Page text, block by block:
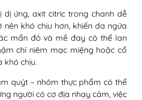
dị ứng, axit citric trong chanh dễ
nên khó chịu hơn, khiến da ngứa
mẩn đỏ và mề đay có thể lan
chí niêm mạc miệng hoặc cổ
khó chịu.
quýt – nhóm thực phẩm có thể
người có cơ địa nhạy cảm, việc